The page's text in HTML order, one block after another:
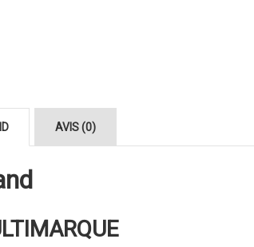
AVIS (0)